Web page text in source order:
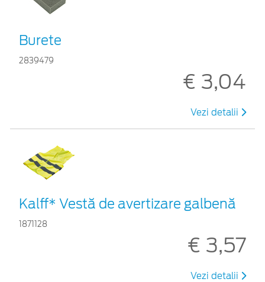
Burete
2839479
€ 3,04
Vezi detalii
Kalff* Vestă de avertizare galbenă
1871128
€ 3,57
Vezi detalii